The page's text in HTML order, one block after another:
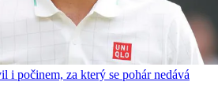
i počinem, za který se pohár nedává